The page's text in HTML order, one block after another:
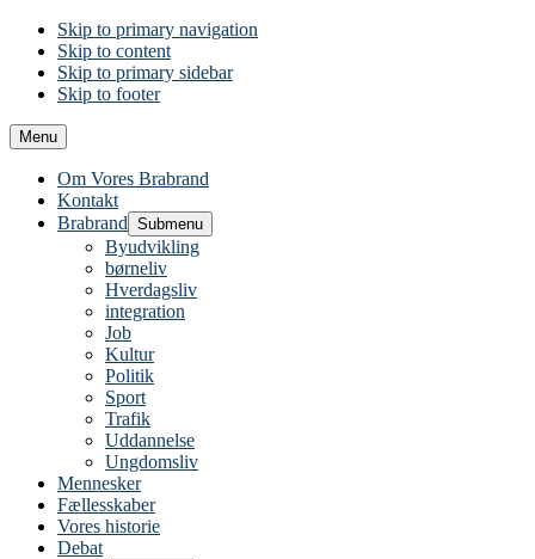
Skip to primary navigation
Skip to content
Skip to primary sidebar
Skip to footer
Menu
Om Vores Brabrand
Kontakt
Brabrand Submenu
Byudvikling
børneliv
Hverdagsliv
integration
Job
Kultur
Politik
Sport
Trafik
Uddannelse
Ungdomsliv
Mennesker
Fællesskaber
Vores historie
Debat